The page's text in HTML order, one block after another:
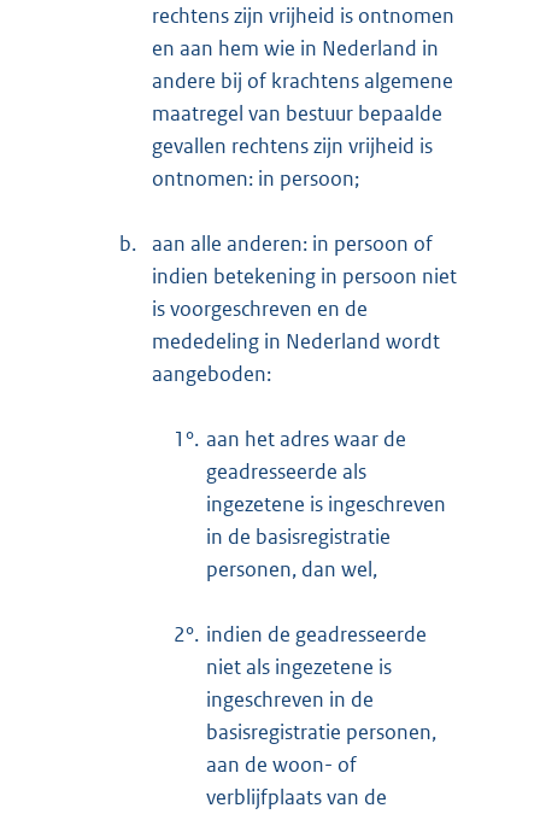
rechtens zijn vrijheid is ontnomen
en aan hem wie in Nederland in
andere bij of krachtens algemene
maatregel van bestuur bepaalde
gevallen rechtens zijn vrijheid is
ontnomen: in persoon;
b. aan alle anderen: in persoon of
indien betekening in persoon niet
is voorgeschreven en de
mededeling in Nederland wordt
aangeboden:
1°. aan het adres waar de
geadresseerde als
ingezetene is ingeschreven
in de basisregistratie
personen, dan wel,
2°. indien de geadresseerde
niet als ingezetene is
ingeschreven in de
basisregistratie personen,
aan de woon- of
verblijfplaats van de